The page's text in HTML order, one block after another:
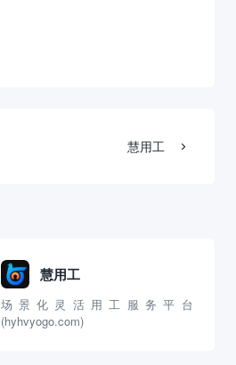
慧用工
慧用工
场景化灵活用工服务平台
(hyhvyogo.com)